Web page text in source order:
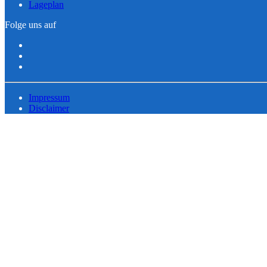
Lageplan
Folge uns auf
Impressum
Disclaimer